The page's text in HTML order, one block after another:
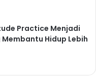
bahkan di akhir
Pastikan kamar
tidur:
Practice Menjadi
Hidup Lebih